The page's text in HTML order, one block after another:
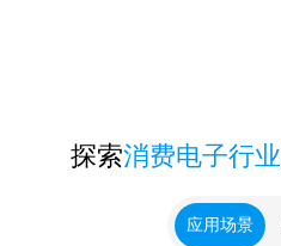
探索消费电子行业
应用场景